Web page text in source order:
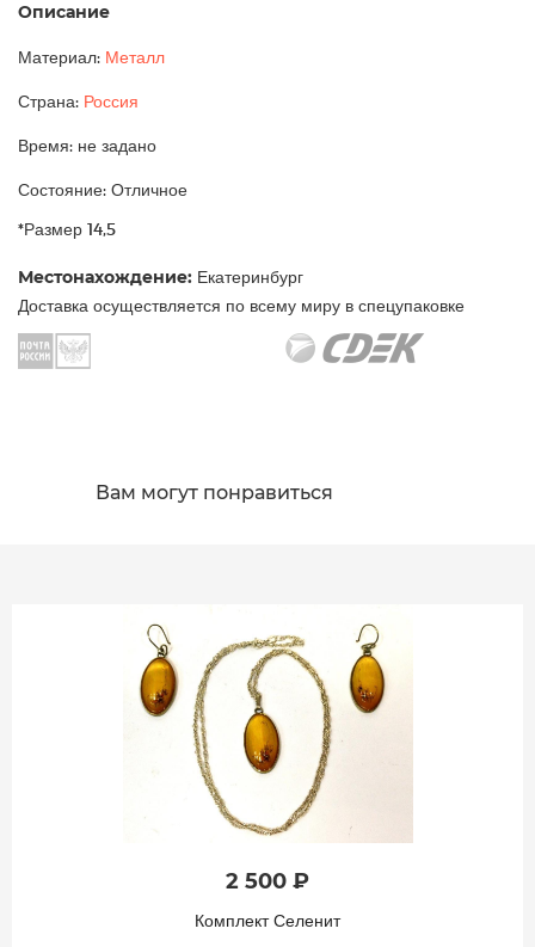
Описание
Материал: Металл
Страна: Россия
Время: не задано
Состояние: Отличное
*Размер 14,5
Местонахождение: Екатеринбург
Доставка осуществляется по всему миру в спецупаковке
Вам могут понравиться
2 500 ₽
Комплект Селенит